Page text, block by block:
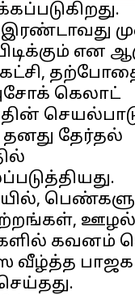
என
கெலாட்
தேர்தல்
கவனம்
வீழ்த்த பாஜக